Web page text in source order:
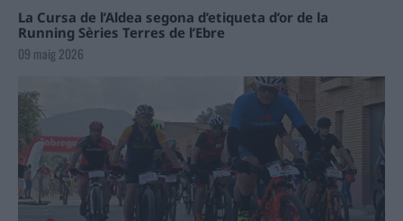
La Cursa de l’Aldea segona d’etiqueta d’or de la
Running Sèries Terres de l’Ebre
09 maig 2026